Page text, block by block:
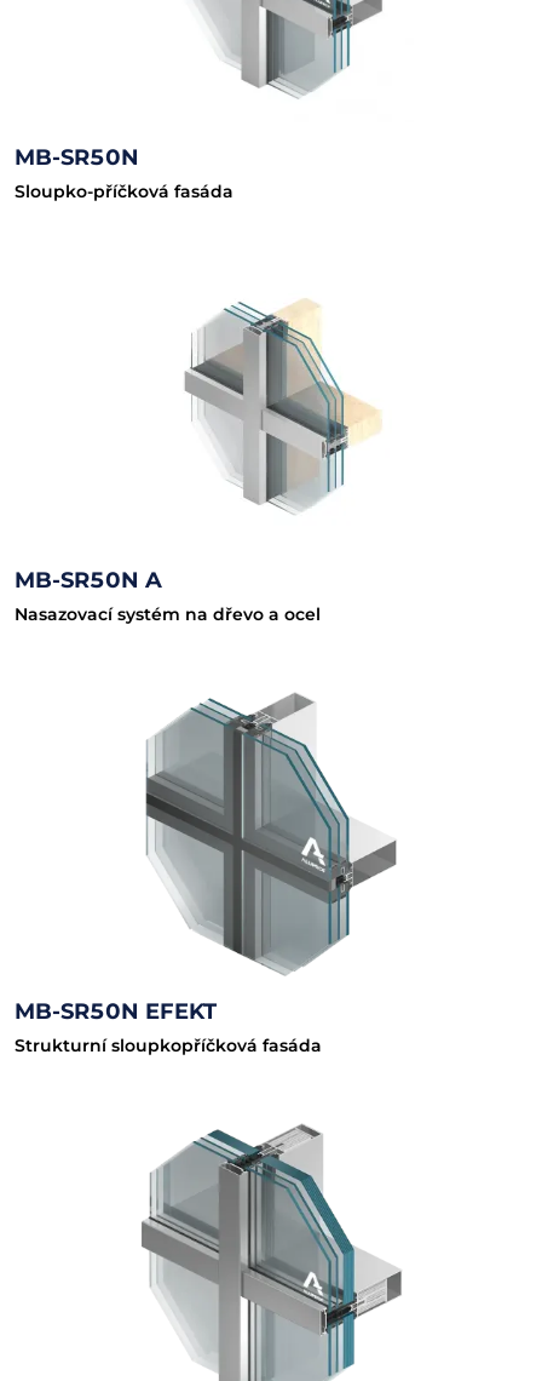
MB-SR50N
Sloupko-příčková fasáda
MB-SR50N A
Nasazovací systém na dřevo a ocel
MB-SR50N EFEKT
Strukturní sloupkopříčková fasáda